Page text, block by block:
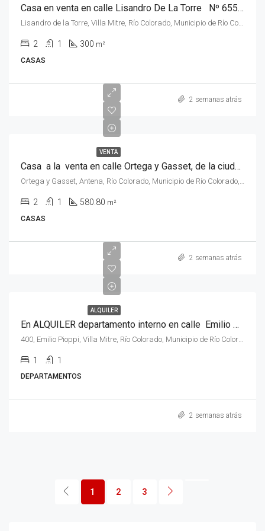
Casa en venta en calle Lisandro De La Torre Nº 655,Villa Mitre , de la ciudad de Rio Colorado, Rio Negro
Lisandro de la Torre, Villa Mitre, Río Colorado, Municipio de Río Colorado, Departamento Pichi Mahuida, Río Negro, 8138, Argentina
2 1 300 m²
CASAS
2 semanas atrás
VENTA
Casa a la venta en calle Ortega y Gasset, de la ciudad de Rio Colorado, Rio Negro.
Ortega y Gasset, Antena, Río Colorado, Municipio de Río Colorado, Departamento Pichi Mahuida, Río Negro, 8138, Argentina
2 1 580.80 m²
CASAS
2 semanas atrás
ALQUILER
En ALQUILER departamento interno en calle Emilio Pioppi al 400, de la ciudad de Río Colorado
400, Emilio Pioppi, Villa Mitre, Río Colorado, Municipio de Río Colorado, Departamento Pichi Mahuida, Río Negro, 8138, Argentina
1 1
DEPARTAMENTOS
2 semanas atrás
1 2 3